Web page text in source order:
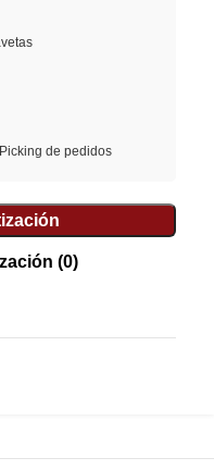
Picking de pedidos
(0)